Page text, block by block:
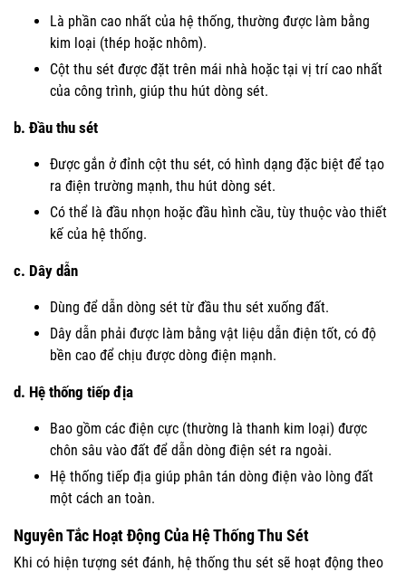
Là phần cao nhất của hệ thống, thường được làm bằng
kim loại (thép hoặc nhôm).
Cột thu sét được đặt trên mái nhà hoặc tại vị trí cao nhất
của công trình, giúp thu hút dòng sét.
b. Đầu thu sét
Được gắn ở đỉnh cột thu sét, có hình dạng đặc biệt để tạo
ra điện trường mạnh, thu hút dòng sét.
Có thể là đầu nhọn hoặc đầu hình cầu, tùy thuộc vào thiết
kế của hệ thống.
c. Dây dẫn
Dùng để dẫn dòng sét từ đầu thu sét xuống đất.
Dây dẫn phải được làm bằng vật liệu dẫn điện tốt, có độ
bền cao để chịu được dòng điện mạnh.
d. Hệ thống tiếp địa
Bao gồm các điện cực (thường là thanh kim loại) được
chôn sâu vào đất để dẫn dòng điện sét ra ngoài.
Hệ thống tiếp địa giúp phân tán dòng điện vào lòng đất
một cách an toàn.
Nguyên Tắc Hoạt Động Của Hệ Thống Thu Sét
Khi có hiện tượng sét đánh, hệ thống thu sét sẽ hoạt động theo